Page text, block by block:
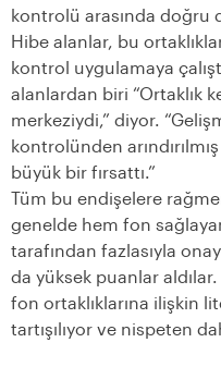
kontrolü arasında doğru
Hibe alanlar, bu
kontrol uygulamaya
alanlardan biri “Ortaklık
merkeziydi,” diyor.
kontrolünden
büyük bir fırsattı.”
Tüm bu endişelere
genelde hem fon
tarafından fazlasıyla
da yüksek puanlar
fon ortaklıklarına ilişkin
tartışılıyor ve nispeten